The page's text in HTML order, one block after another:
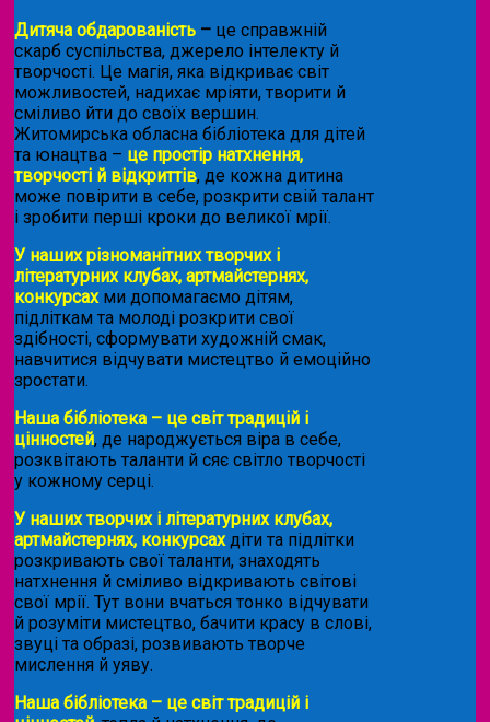
Дитяча обдарованість – це справжній
скарб суспільства, джерело інтелекту й
творчості. Це магія, яка відкриває світ
можливостей, надихає мріяти, творити й
сміливо йти до своїх вершин.
Житомирська обласна бібліотека для дітей
та юнацтва – це простір натхнення,
творчості й відкриттів, де кожна дитина
може повірити в себе, розкрити свій талант
і зробити перші кроки до великої мрії.
У наших різноманітних творчих і
літературних клубах, артмайстернях,
конкурсахми допомагаємо дітям,
підліткам та молоді розкрити свої
здібності, сформувати художній смак,
навчитися відчувати мистецтво й емоційно
зростати.
Наша бібліотека – це світ традицій і
цінностей, де народжується віра в себе,
розквітають таланти й сяє світло творчості
у кожному серці.
У наших творчих і літературних клубах,
артмайстернях, конкурсахдіти та підлітки
розкривають свої таланти, знаходять
натхнення й сміливо відкривають світові
свої мрії. Тут вони вчаться тонко відчувати
й розуміти мистецтво, бачити красу в слові,
звуці та образі, розвивають творче
мислення й уяву.
Наша бібліотека – це світ традицій і